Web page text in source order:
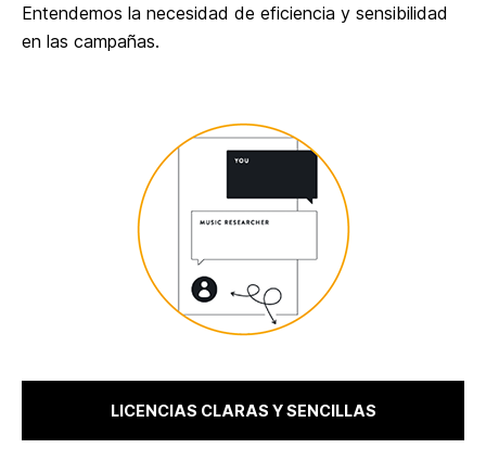
Entendemos la necesidad de eficiencia y sensibilidad
en las campañas.
LICENCIAS CLARAS Y SENCILLAS